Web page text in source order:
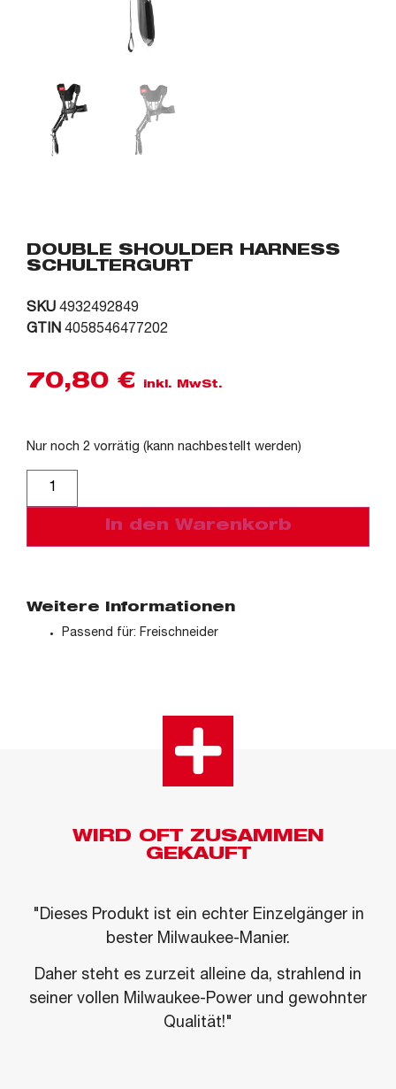
DOUBLE SHOULDER HARNESS
SCHULTERGURT
SKU 4932492849
GTIN 4058546477202
70,80 € inkl. MwSt.
Nur noch 2 vorrätig (kann nachbestellt werden)
In den Warenkorb
Weitere Informationen
Passend für: Freischneider
WIRD OFT ZUSAMMEN
GEKAUFT
"Dieses Produkt ist ein echter Einzelgänger in
bester Milwaukee-Manier.
Daher steht es zurzeit alleine da, strahlend in
seiner vollen Milwaukee-Power und gewohnter
Qualität!"